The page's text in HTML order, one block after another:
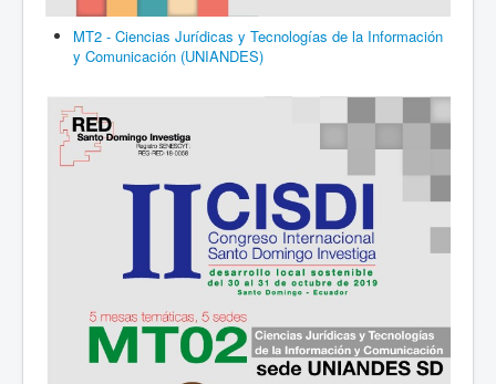
MT2 - Ciencias Jurídicas y Tecnologías de la Información
y Comunicación (UNIANDES)